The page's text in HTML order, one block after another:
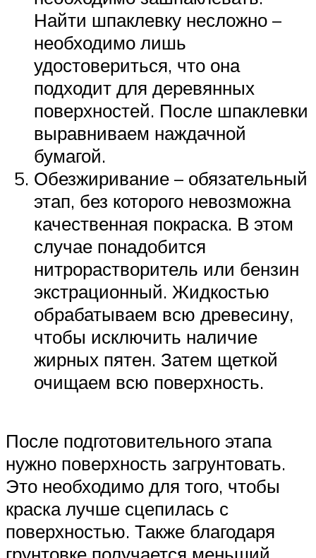
Найти шпаклевку несложно –
необходимо лишь
удостовериться, что она
подходит для деревянных
поверхностей. После шпаклевки
выравниваем наждачной
бумагой.
Обезжиривание – обязательный
этап, без которого невозможна
качественная покраска. В этом
случае понадобится
нитрорастворитель или бензин
экстрационный. Жидкостью
обрабатываем всю древесину,
чтобы исключить наличие
жирных пятен. Затем щеткой
очищаем всю поверхность.
После подготовительного этапа
нужно поверхность загрунтовать.
Это необходимо для того, чтобы
краска лучше сцепилась с
поверхностью. Также благодаря